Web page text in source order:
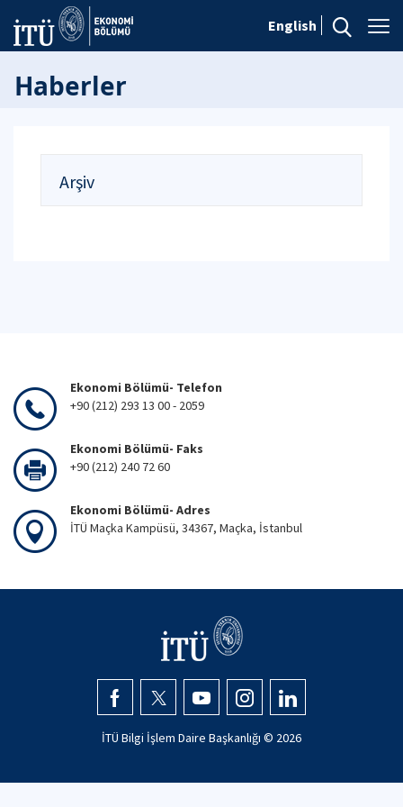
English
Haberler
Arşiv
Ekonomi Bölümü- Telefon
+90 (212) 293 13 00 - 2059
Ekonomi Bölümü- Faks
+90 (212) 240 72 60
Ekonomi Bölümü- Adres
İTÜ Maçka Kampüsü, 34367, Maçka, İstanbul
İTÜ Bilgi İşlem Daire Başkanlığı © 2026